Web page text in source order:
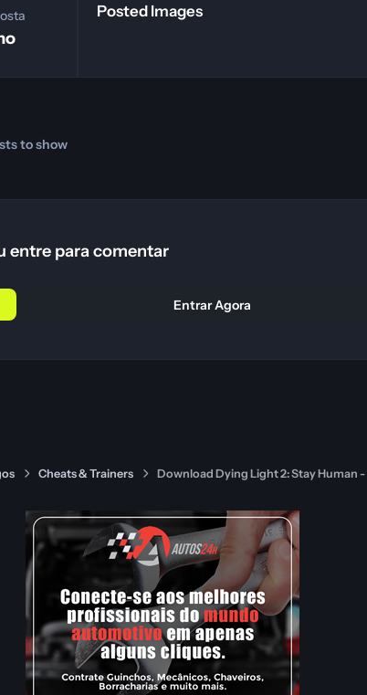
Posted Images
to show
entre para comentar
Entrar Agora
Cheats & Trainers Download Dying Light 2: Stay Human -